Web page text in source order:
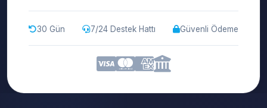
30 Gün 7/24 Destek Hattı Güvenli Ödeme